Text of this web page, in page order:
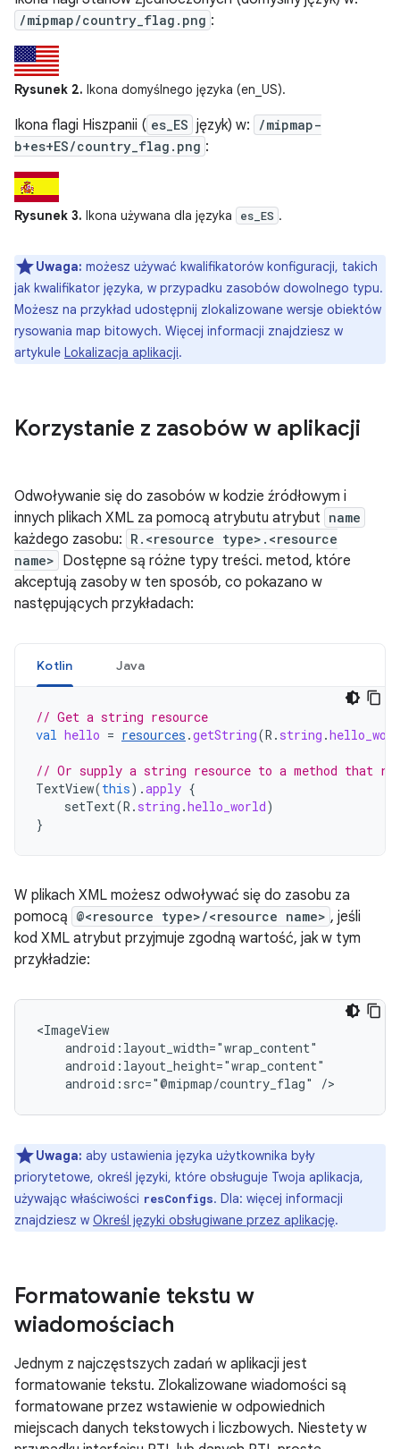
/mipmap/country_flag.png :
Rysunek 2. Ikona domyślnego języka (en_US).
Ikona flagi Hiszpanii ( es_ES język) w:
/mipmap-
b+es+ES/country_flag.png :
Rysunek 3. Ikona używana dla języka es_ES .
Uwaga: możesz używać kwalifikatorów konfiguracji, takich
jak kwalifikator języka, w przypadku zasobów dowolnego typu.
Możesz na przykład udostępnij zlokalizowane wersje obiektów
rysowania map bitowych. Więcej informacji znajdziesz w
artykule Lokalizacja aplikacji.
Korzystanie z zasobów w aplikacji
Odwoływanie się do zasobów w kodzie źródłowym i
innych plikach XML za pomocą atrybutu atrybut name
każdego zasobu: R.<resource type>.<resource
name> Dostępne są różne typy treści. metod, które
akceptują zasoby w ten sposób, co pokazano w
następujących przykładach:
Kotlin Java
// Get a string resource
val hello = resources .getString(R . string .
// Or supply a string resource to a method that
TextView(this).apply {
setText(R . string .hello_world)
}
W plikach XML możesz odwoływać się do zasobu za
pomocą @<resource type>/<resource name> , jeśli
kod XML atrybut przyjmuje zgodną wartość, jak w tym
przykładzie:
android:src="@mipmap/country_flag"
/>
Uwaga: aby ustawienia języka użytkownika były
priorytetowe, określ języki, które obsługuje Twoja aplikacja,
używając właściwości resConfigs. Dla: więcej informacji
znajdziesz w Określ języki obsługiwane przez aplikację.
Formatowanie tekstu w
wiadomościach
Jednym z najczęstszych zadań w aplikacji jest
formatowanie tekstu. Zlokalizowane wiadomości są
formatowane przez wstawienie w odpowiednich
miejscach danych tekstowych i liczbowych. Niestety w